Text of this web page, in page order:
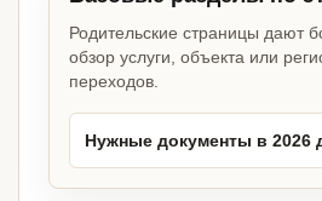
Родительские страницы дают
обзор услуги, объекта или
переходов.
Нужные документы в 2026